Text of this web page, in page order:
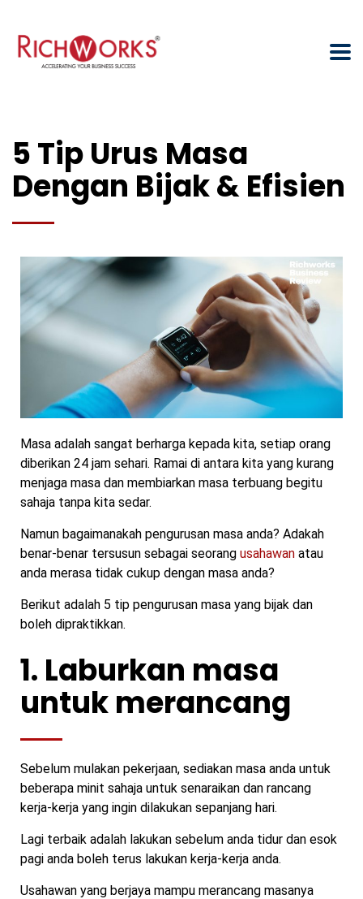
5 Tip Urus Masa
Dengan Bijak & Efisien
Masa adalah sangat berharga kepada kita, setiap orang
diberikan 24 jam sehari. Ramai di antara kita yang kurang
menjaga masa dan membiarkan masa terbuang begitu
sahaja tanpa kita sedar.
Namun bagaimanakah pengurusan masa anda? Adakah
benar-benar tersusun sebagai seorang usahawan atau
anda merasa tidak cukup dengan masa anda?
Berikut adalah 5 tip pengurusan masa yang bijak dan
boleh dipraktikkan.
1. Laburkan masa
untuk merancang
Sebelum mulakan pekerjaan, sediakan masa anda untuk
beberapa minit sahaja untuk senaraikan dan rancang
kerja-kerja yang ingin dilakukan sepanjang hari.
Lagi terbaik adalah lakukan sebelum anda tidur dan esok
pagi anda boleh terus lakukan kerja-kerja anda.
Usahawan yang berjaya mampu merancang masanya